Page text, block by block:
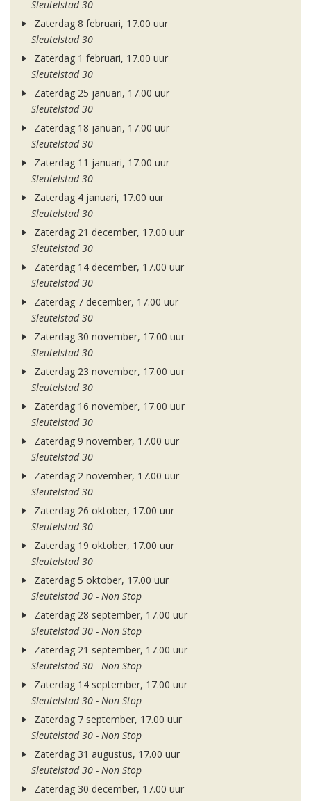
Sleutelstad 30
Zaterdag 8 februari, 17.00 uur
Sleutelstad 30
Zaterdag 1 februari, 17.00 uur
Sleutelstad 30
Zaterdag 25 januari, 17.00 uur
Sleutelstad 30
Zaterdag 18 januari, 17.00 uur
Sleutelstad 30
Zaterdag 11 januari, 17.00 uur
Sleutelstad 30
Zaterdag 4 januari, 17.00 uur
Sleutelstad 30
Zaterdag 21 december, 17.00 uur
Sleutelstad 30
Zaterdag 14 december, 17.00 uur
Sleutelstad 30
Zaterdag 7 december, 17.00 uur
Sleutelstad 30
Zaterdag 30 november, 17.00 uur
Sleutelstad 30
Zaterdag 23 november, 17.00 uur
Sleutelstad 30
Zaterdag 16 november, 17.00 uur
Sleutelstad 30
Zaterdag 9 november, 17.00 uur
Sleutelstad 30
Zaterdag 2 november, 17.00 uur
Sleutelstad 30
Zaterdag 26 oktober, 17.00 uur
Sleutelstad 30
Zaterdag 19 oktober, 17.00 uur
Sleutelstad 30
Zaterdag 5 oktober, 17.00 uur
Sleutelstad 30 - Non Stop
Zaterdag 28 september, 17.00 uur
Sleutelstad 30 - Non Stop
Zaterdag 21 september, 17.00 uur
Sleutelstad 30 - Non Stop
Zaterdag 14 september, 17.00 uur
Sleutelstad 30 - Non Stop
Zaterdag 7 september, 17.00 uur
Sleutelstad 30 - Non Stop
Zaterdag 31 augustus, 17.00 uur
Sleutelstad 30 - Non Stop
Zaterdag 30 december, 17.00 uur